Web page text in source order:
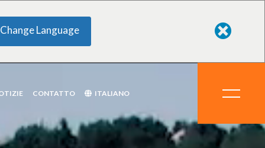
Change Language
CONTATTO ITALIANO
chimici